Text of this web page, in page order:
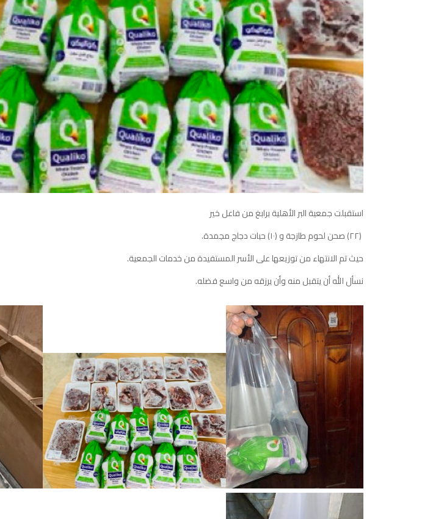
استقبلتجمعيةالبرالأهليةبرابغمنفاعلخير
(٢٢)صحنلحومطازجة و(١٠)حباتدجاجمجمدة.
‏حيثتمالانتهاءمنتوزيعهاعلىالأسرالمستفيدةمنخدماتالجمعية.
نسألاللهأنيتقبلمنهوأنيرزقهمنواسعفضله.